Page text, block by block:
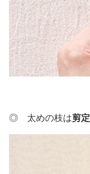
◎ 太めの枝は剪定